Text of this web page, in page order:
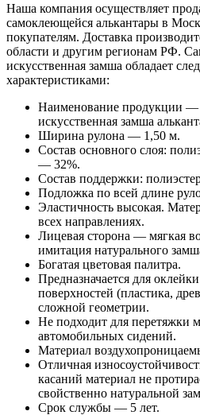
Наша компания осуществляет
самоклеющейся алькантары в
покупателям. Доставка
области и другим регионам РФ.
искусственная замша обладает
характеристиками:
Наименование продукции —
искусственная замша
Ширина рулона — 1,50 м.
Состав основного слоя:
— 32%.
Состав поддержки:
Подложка по всей длине
Эластичность высокая.
всех направлениях.
Лицевая сторона — мягкая
имитация натурального
Богатая цветовая палитра.
Предназначается для
поверхностей (пластика,
сложной геометрии.
Не подходит для перетяжки
автомобильных сидений.
Материал
Отличная
касаний материал не
свойственно натуральной
Срок службы — 5 лет.